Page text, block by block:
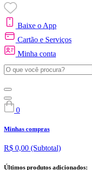
Baixe o App
Cartão e Serviços
Minha conta
0
Minhas compras
R$ 0,00 (Subtotal)
Últimos produtos adicionados: